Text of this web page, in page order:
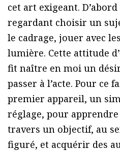
cet art exigeant.
regardant choisir un
le cadrage, jouer avec
lumière. Cette attitude
fit naître en moi un
passer à l’acte. Pour ce
premier appareil, un
réglage, pour
travers un objectif, au
figuré, et acquérir des